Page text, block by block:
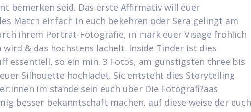
bemerken seid. Das erste Affirmativ will euer
Match einfach in euch bekehren oder Sera gelingt am
ihrem Portrat-Fotografie, in mark euer Visage frohlich
wird & das hochstens lachelt. Inside Tinder ist dies
essentiell, so ein min. 3 Fotos, am gunstigsten three bis
Silhouette hochladet. Sic entsteht dies Storytelling
im stande sein euch uber Die Fotografi?a­as
besser bekanntschaft machen, auf diese weise der euch